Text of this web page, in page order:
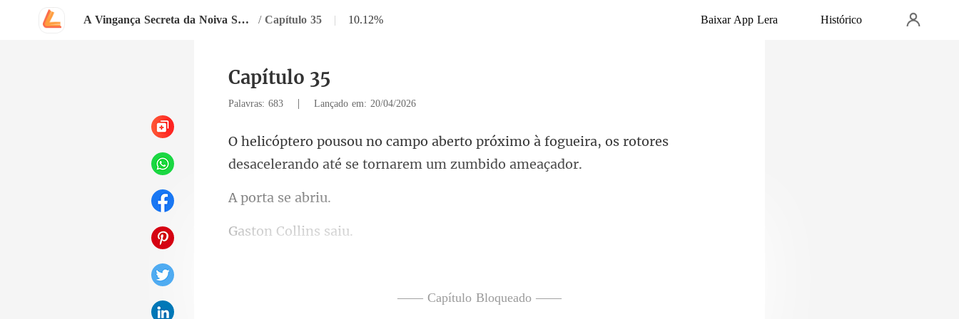
A Vingança Secreta da Noiva Substituta Bilionária / Capítulo 35 | 10.12% Baixar App Lera Histórico
Capítulo 35
Palavras: 683 | Lançado em: 20/04/2026
óximo à fogueira, os rotores
desacelera
ta se
Colli
—— Capítulo Bloqueado ——